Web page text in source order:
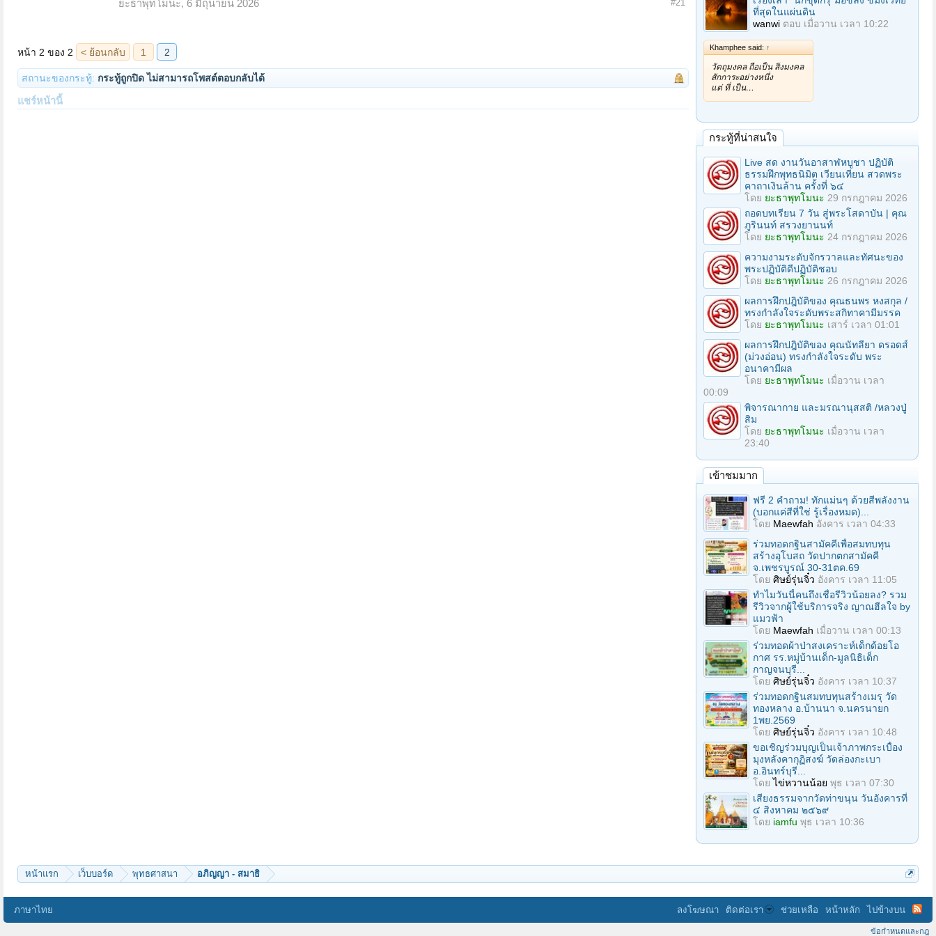
ยะธาพุทโมนะ, 6 มิถุนายน 2026 #21
สถานะของกระทู้: กระทู้ถูกปิด ไม่สามารถโพสต์ตอบกลับได้
แชร์หน้านี้
ที่สุดในแผ่นดิน
wanwi ตอบ เมื่อวาน เวลา 10:22
Khamphee said: ↑
วัตถุมงคล ถือเป็น สิ่งมงคล
สักการะอย่างหนึ่ง
แต่ ที่ เป็น…
กระทู้ที่น่าสนใจ
Live สด งานวันอาสาฬหบูชา ปฏิบัติ
ธรรมฝึกพุทธนิมิต เวียนเทียน สวดพระ
คาถาเงินล้าน ครั้งที่ ๖๔
โดย ยะธาพุทโมนะ 29 กรกฎาคม 2026
ถอดบทเรียน 7 วัน สู่พระโสดาบัน | คุณ
ภูรินนท์ สรวงยานนท์
โดย ยะธาพุทโมนะ 24 กรกฎาคม 2026
ความงามระดับจักรวาลและทัศนะของ
พระปฏิบัติดีปฏิบัติชอบ
โดย ยะธาพุทโมนะ 26 กรกฎาคม 2026
ผลการฝึกปฎิบัติของ คุณธนพร หงสกุล /
ทรงกำลังใจระดับพระสกิทาคามีมรรค
โดย ยะธาพุทโมนะ เสาร์ เวลา 01:01
ผลการฝึกปฎิบัติของ คุณนัทลียา ดรอดส์
(ม่วงอ่อน) ทรงกำลังใจระดับ พระ
อนาคามีผล
โดย ยะธาพุทโมนะ เมื่อวาน เวลา
00:09
พิจารณากาย และมรณานุสสติ /หลวงปู่
สิม
โดย ยะธาพุทโมนะ เมื่อวาน เวลา
23:40
เข้าชมมาก
ฟรี 2 คำถาม! ทักแม่นๆ ด้วยสีพลังงาน
(บอกแค่สีที่ใช่ รู้เรื่องหมด)...
โดย Maewfah อังคาร เวลา 04:33
ร่วมทอดกฐินสามัคคีเพื่อสมทบทุน
สร้างอุโบสถ วัดปากตกสามัคคี
จ.เพชรบูรณ์ 30-31ตค.69
โดย ศิษย์รุ่นจิ๋ว อังคาร เวลา 11:05
ทำไมวันนี้คนถึงเชื่อรีวิวน้อยลง? รวม
รีวิวจากผู้ใช้บริการจริง ญาณฮีลใจ by
แมวฟ้า
โดย Maewfah เมื่อวาน เวลา 00:13
ร่วมทอดผ้าป่าสงเคราะห์เด็กด้อยโอ
กาศ รร.หมู่บ้านเด็ก-มูลนิธิเด็ก
กาญจนบุรี...
โดย ศิษย์รุ่นจิ๋ว อังคาร เวลา 10:37
ร่วมทอดกฐินสมทบทุนสร้างเมรุ วัด
ทองหลาง อ.บ้านนา จ.นครนายก
1พย.2569
โดย ศิษย์รุ่นจิ๋ว อังคาร เวลา 10:48
ขอเชิญร่วมบุญเป็นเจ้าภาพกระเบื้อง
มุงหลังคากุฏิสงฆ์ วัดล่องกะเบา
อ.อินทร์บุรี...
โดยไข่หวานน้อย พุธ เวลา 07:30
เสียงธรรมจากวัดท่าขนุน วันอังคารที่
๔ สิงหาคม ๒๕๖๙
โดย iamfu พุธ เวลา 10:36
หน้าแรก เว็บบอร์ด พุทธศาสนา อภิญญา - สมาธิ
ภาษาไทย ลงโฆษณา ติดต่อเรา ช่วยเหลือ หน้าหลัก ไปข้างบน
ข้อกำหนดและกฎ